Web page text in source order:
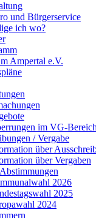
und Bürgerservice
ich wo?
Ampertal e.V.
im VG-Bereich
/ Vergabe
über
über Vergaben
2026
2025
2024